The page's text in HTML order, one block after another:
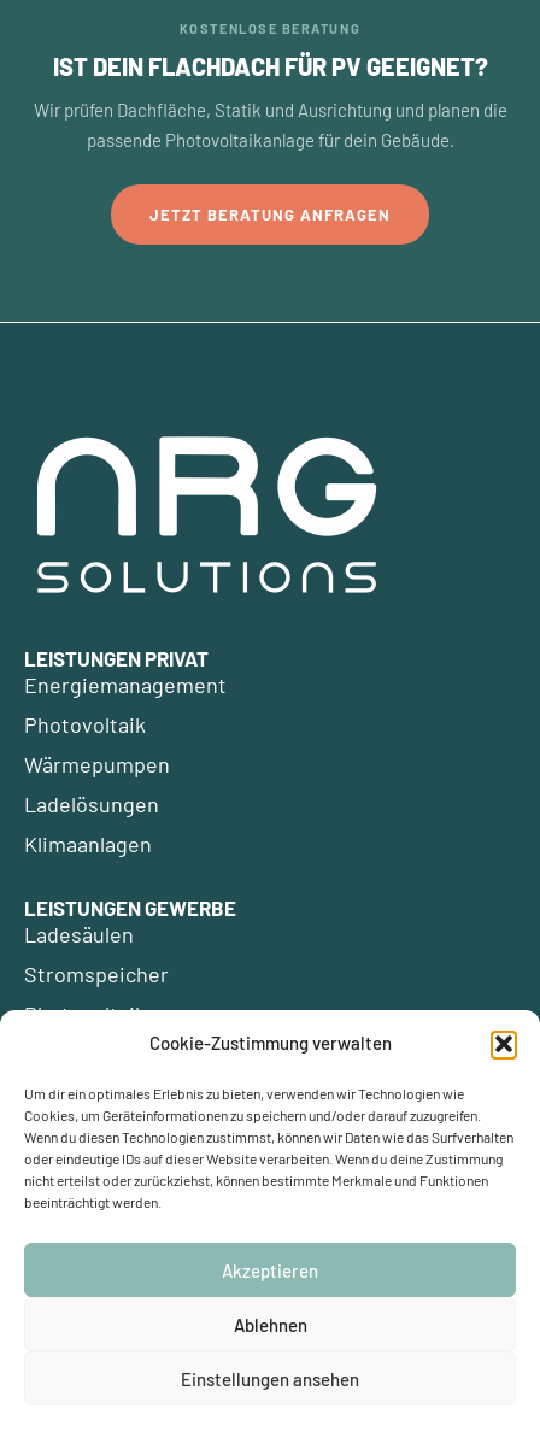
Cookie-Zustimmung verwalten
Um dir ein optimales Erlebnis zu bieten, verwenden wir Technologien wie
Cookies, um Geräteinformationen zu speichern und/oder darauf zuzugreifen.
Wenn du diesen Technologien zustimmst, können wir Daten wie das Surfverhalten
oder eindeutige IDs auf dieser Website verarbeiten. Wenn du deine Zustimmung
nicht erteilst oder zurückziehst, können bestimmte Merkmale und Funktionen
beeinträchtigt werden.
Akzeptieren
Ablehnen
Einstellungen ansehen
KOSTENLOSE BERATUNG
IST DEIN FLACHDACH FÜR PV GEEIGNET?
Wir prüfen Dachfläche, Statik und Ausrichtung und planen die
passende Photovoltaikanlage für dein Gebäude.
JETZT BERATUNG ANFRAGEN
LEISTUNGEN PRIVAT
Energiemanagement
Photovoltaik
Wärmepumpen
Ladelösungen
Klimaanlagen
LEISTUNGEN GEWERBE
Ladesäulen
Stromspeicher
Photovoltaik
Kontakt
Förderungen
Blog
Glossar
Ersparnis berechnen
Klimaschutz
Cookie-Richtlinie (EU)